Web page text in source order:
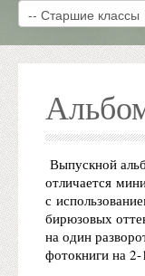
Выпускной
отличается
с
бирюзовых
на один
фотокниги на 2-